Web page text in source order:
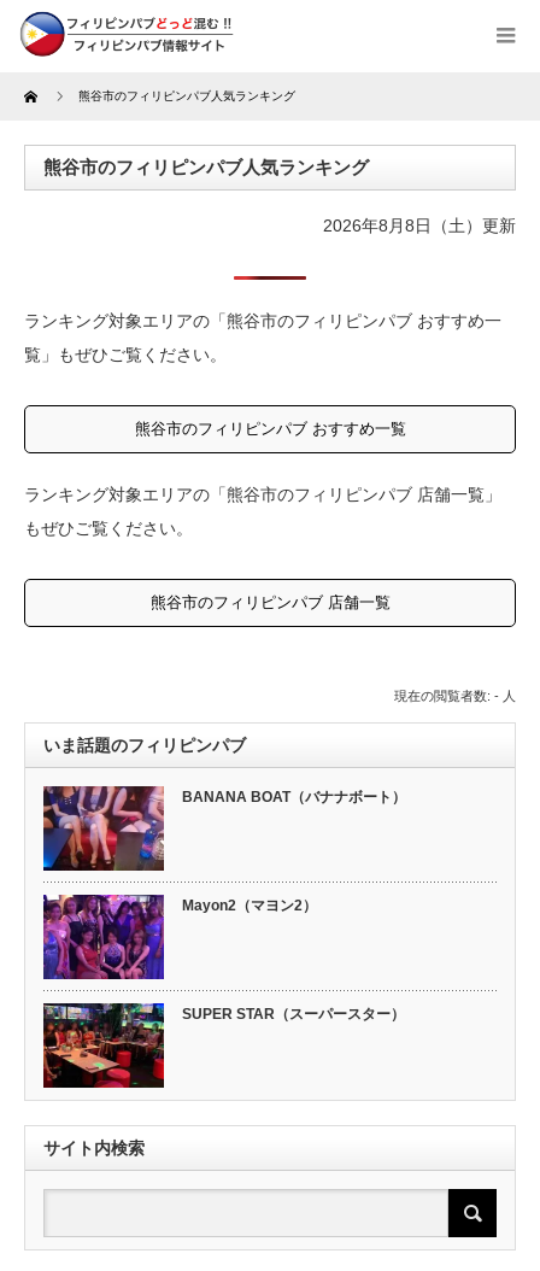
Home 熊谷市のフィリピンパブ人気ランキング
熊谷市のフィリピンパブ人気ランキング
2026年8月8日（土）更新
ランキング対象エリアの「熊谷市のフィリピンパブ おすすめ一
覧」もぜひご覧ください。
熊谷市のフィリピンパブ おすすめ一覧
ランキング対象エリアの「熊谷市のフィリピンパブ 店舗一覧」
もぜひご覧ください。
熊谷市のフィリピンパブ 店舗一覧
現在の閲覧者数: - 人
いま話題のフィリピンパブ
BANANA BOAT（バナナボート）
Mayon2（マヨン2）
SUPER STAR（スーパースター）
サイト内検索